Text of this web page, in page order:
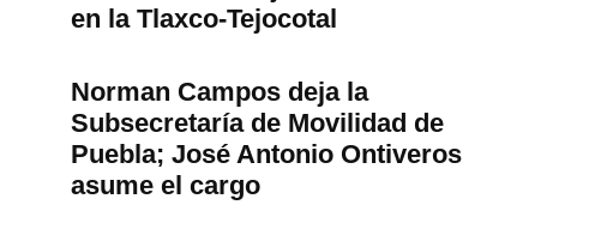
en la Tlaxco-Tejocotal
Norman Campos deja la
Subsecretaría de Movilidad de
Puebla; José Antonio Ontiveros
asume el cargo